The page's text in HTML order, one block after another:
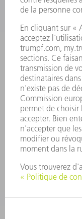
PROFIL DE
CONSEIL
RAPPORT ANNUEL
PRINCIPES
CONFORMITÉ
SYSTÈME D'ALERTE
SÉCURITÉ
COMMUNIQUÉS DE
MAGAZINE
DURABILITÉ
ENVIRONNEMENT
SOCIAL ET SOCIÉTÉ
GESTION